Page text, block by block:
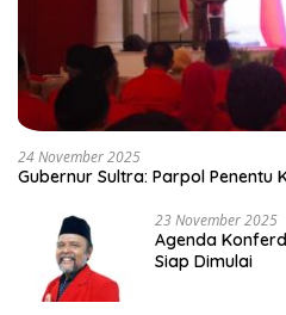
24 November 2025
Gubernur Sultra: Parpol Penentu
23 November 2025
Agenda
Siap Dimulai